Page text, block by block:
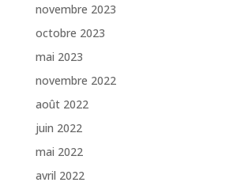
novembre 2023
octobre 2023
mai 2023
novembre 2022
août 2022
juin 2022
mai 2022
avril 2022